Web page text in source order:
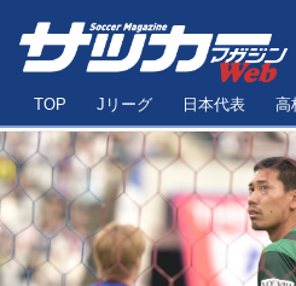
TOP Jリーグ 日本代表 高